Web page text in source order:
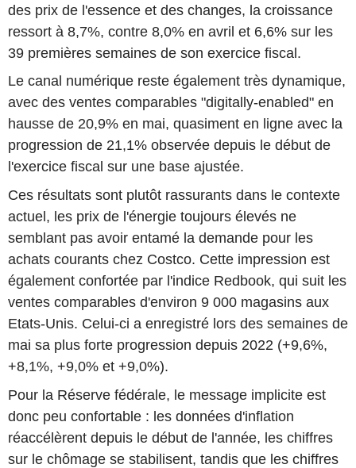
des prix de l'essence et des changes, la croissance
ressort à 8,7%, contre 8,0% en avril et 6,6% sur les
39 premières semaines de son exercice fiscal.
Le canal numérique reste également très dynamique,
avec des ventes comparables "digitally-enabled" en
hausse de 20,9% en mai, quasiment en ligne avec la
progression de 21,1% observée depuis le début de
l'exercice fiscal sur une base ajustée.
Ces résultats sont plutôt rassurants dans le contexte
actuel, les prix de l'énergie toujours élevés ne
semblant pas avoir entamé la demande pour les
achats courants chez Costco. Cette impression est
également confortée par l'indice Redbook, qui suit les
ventes comparables d'environ 9 000 magasins aux
Etats-Unis. Celui-ci a enregistré lors des semaines de
mai sa plus forte progression depuis 2022 (+9,6%,
+8,1%, +9,0% et +9,0%).
Pour la Réserve fédérale, le message implicite est
donc peu confortable : les données d'inflation
réaccélèrent depuis le début de l'année, les chiffres
sur le chômage se stabilisent, tandis que les chiffres